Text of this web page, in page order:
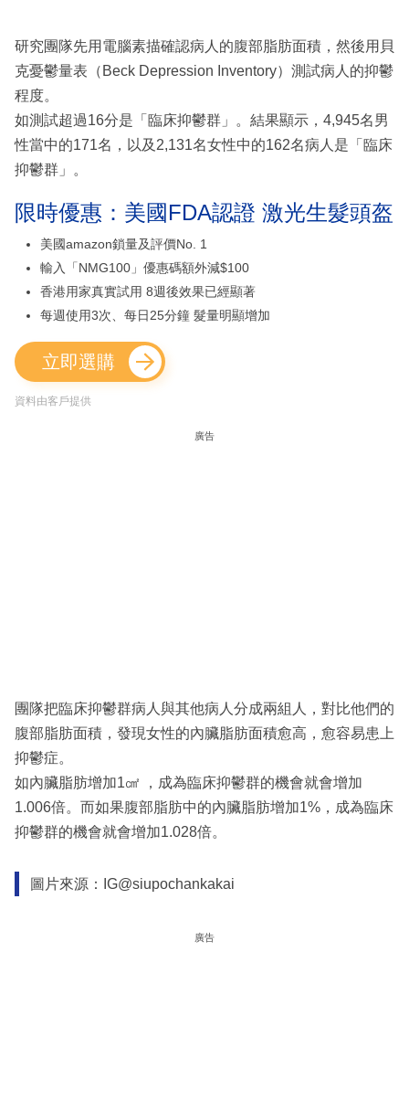
研究團隊先用電腦素描確認病人的腹部脂肪面積，然後用貝
克憂鬱量表（Beck Depression Inventory）測試病人的抑鬱
程度。
如測試超過16分是「臨床抑鬱群」。結果顯示，4,945名男
性當中的171名，以及2,131名女性中的162名病人是「臨床
抑鬱群」。
限時優惠：美國FDA認證 激光生髮頭盔
美國amazon鎖量及評價No. 1
輸入「NMG100」優惠碼額外減$100
香港用家真實試用 8週後效果已經顯著
每週使用3次、每日25分鐘 髮量明顯增加
立即選購
資料由客戶提供
廣告
團隊把臨床抑鬱群病人與其他病人分成兩組人，對比他們的
腹部脂肪面積，發現女性的內臟脂肪面積愈高，愈容易患上
抑鬱症。
如內臟脂肪增加1㎠ ，成為臨床抑鬱群的機會就會增加
1.006倍。而如果腹部脂肪中的內臟脂肪增加1%，成為臨床
抑鬱群的機會就會增加1.028倍。
圖片來源：IG@siupochankakai
廣告